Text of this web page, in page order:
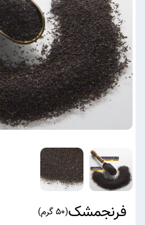
فرنجمشک(50 گرم )